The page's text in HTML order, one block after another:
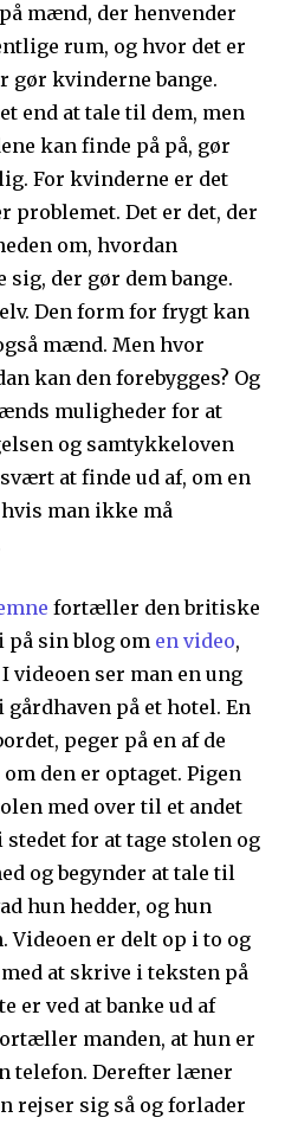
mænd, der henvender
rum, og hvor det er
gør kvinderne bange.
end at tale til dem, men
kan finde på på, gør
For kvinderne er det
problemet. Det er det, der
om, hvordan
der gør dem bange.
Den form for frygt kan
mænd. Men hvor
kan den forebygges? Og
muligheder for at
og samtykkeloven
at finde ud af, om en
man ikke må
fortæller den britiske
på sin blog om en video,
videoen ser man en ung
gårdhaven på et hotel. En
peger på en af de
den er optaget. Pigen
med over til et andet
for at tage stolen og
og begynder at tale til
hun hedder, og hun
Videoen er delt op i to og
at skrive i teksten på
er ved at banke ud af
manden, at hun er
telefon. Derefter læner
rejser sig så og forlader